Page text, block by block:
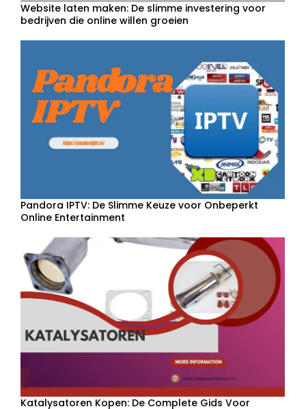
Website laten maken: De slimme investering voor
bedrijven die online willen groeien
Pandora IPTV: De Slimme Keuze voor Onbeperkt
Online Entertainment
Katalysatoren Kopen: De Complete Gids Voor